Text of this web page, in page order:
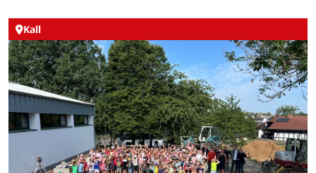
Kall